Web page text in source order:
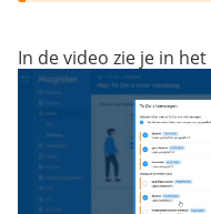
In de video zie je in